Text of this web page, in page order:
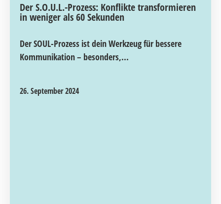
Der S.O.U.L.-Prozess: Konflikte transformieren
in weniger als 60 Sekunden
Der SOUL-Prozess ist dein Werkzeug für bessere
Kommunikation – besonders,...
26. September 2024